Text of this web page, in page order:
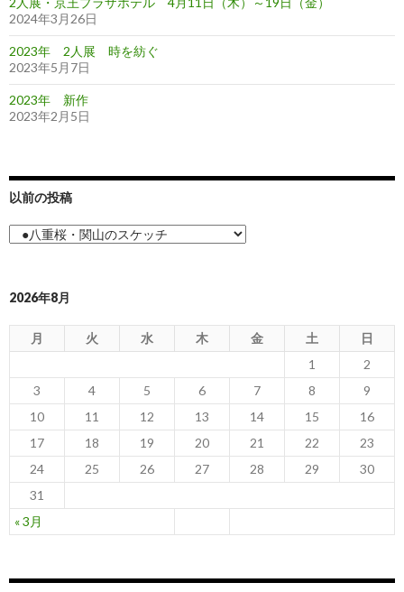
2024年3月26日
2023年 2人展 時を紡ぐ
2023年5月7日
2023年 新作
2023年2月5日
以前の投稿
前
稿
2026年8月
月 火 水 木 金 土 日
« 3月
1
2
3
4 5 6 7 8
9
10
11 12 13 14 15
16
17
18 19 20 21 22
23
24
25 26 27 28 29
30
31